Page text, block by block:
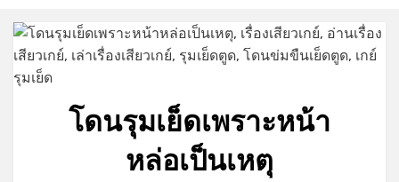
โดนรุมเย็ดเพราะหน้า
หล่อเป็นเหตุ